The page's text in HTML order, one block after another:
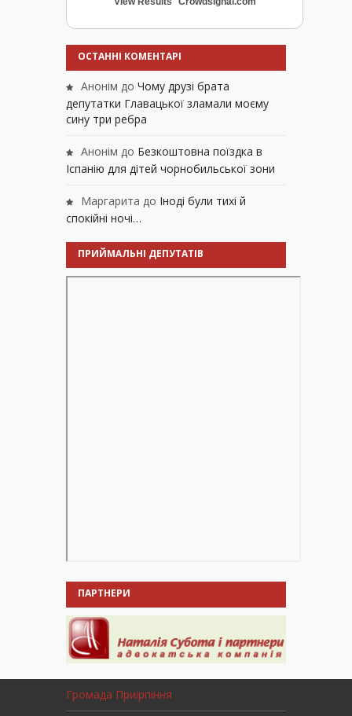
ОСТАННІ КОМЕНТАРІ
Анонім до Чому друзі брата
депутатки Главацької зламали моєму
сину три ребра
Анонім до Безкоштовна поїздка в
Іспанію для дітей чорнобильської зони
Маргарита до Іноді були тихі й
спокійні ночі…
ПРИЙМАЛЬНІ ДЕПУТАТІВ
ПАРТНЕРИ
Громада Приірпіння